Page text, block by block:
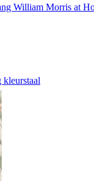
William Morris at
kleurstaal